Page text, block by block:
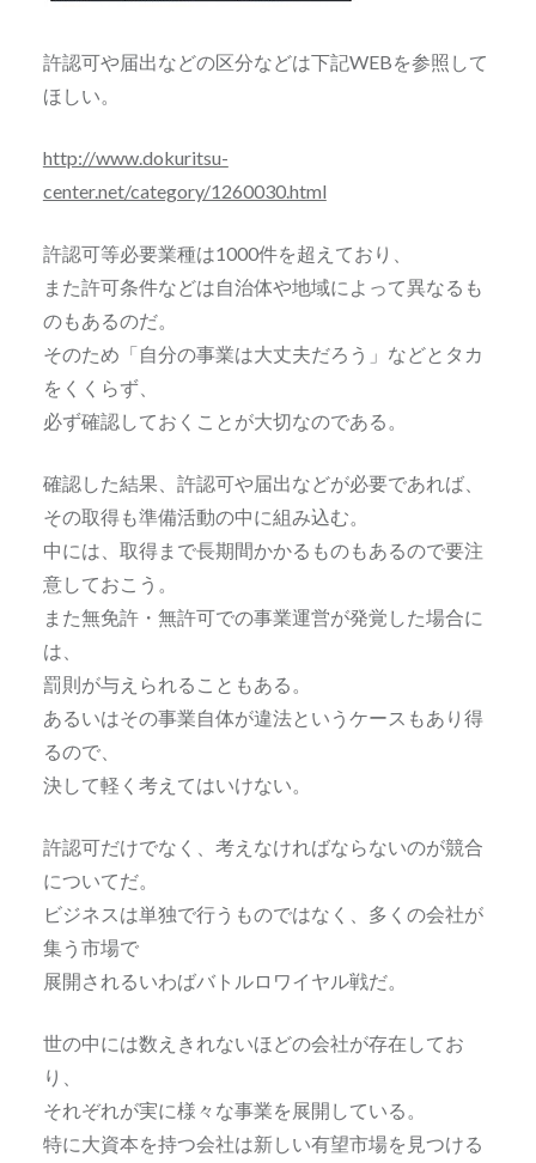
許認可や届出などの区分などは下記WEBを参照して
ほしい。
http://www.dokuritsu-
center.net/category/1260030.html
許認可等必要業種は1000件を超えており、
また許可条件などは自治体や地域によって異なるも
のもあるのだ。
そのため「自分の事業は大丈夫だろう」などとタカ
をくくらず、
必ず確認しておくことが大切なのである。
確認した結果、許認可や届出などが必要であれば、
その取得も準備活動の中に組み込む。
中には、取得まで長期間かかるものもあるので要注
意しておこう。
また無免許・無許可での事業運営が発覚した場合に
は、
罰則が与えられることもある。
あるいはその事業自体が違法というケースもあり得
るので、
決して軽く考えてはいけない。
許認可だけでなく、考えなければならないのが競合
についてだ。
ビジネスは単独で行うものではなく、多くの会社が
集う市場で
展開されるいわばバトルロワイヤル戦だ。
世の中には数えきれないほどの会社が存在してお
り、
それぞれが実に様々な事業を展開している。
特に大資本を持つ会社は新しい有望市場を見つける